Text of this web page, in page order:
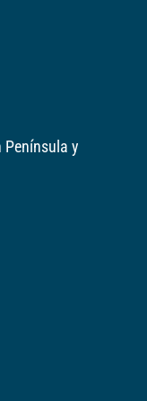
Península y